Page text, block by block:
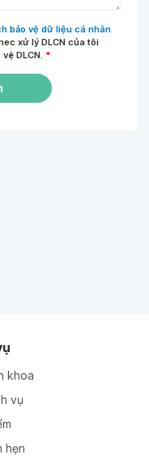
bảo vệ dữ liệu cá nhân
xử lý DLCN của tôi
DLCN. *
khoa
vụ
hẹn